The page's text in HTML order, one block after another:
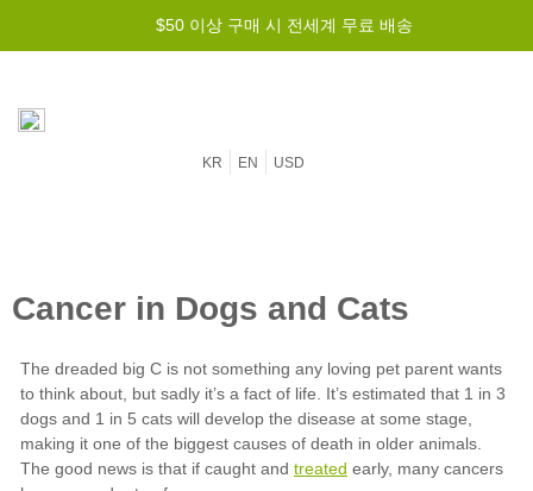
$50 이상 구매 시 전세계 무료 배송
KR EN USD
treated